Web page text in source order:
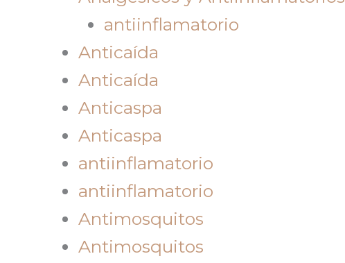
antiinflamatorio
Anticaída
Anticaída
Anticaspa
Anticaspa
antiinflamatorio
antiinflamatorio
Antimosquitos
Antimosquitos